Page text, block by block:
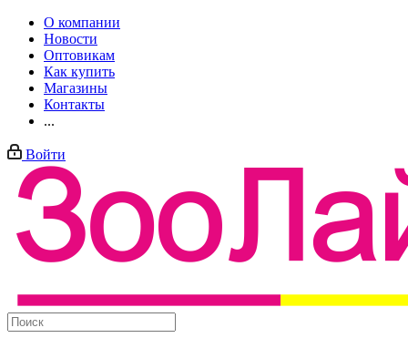
О компании
Новости
Оптовикам
Как купить
Магазины
Контакты
...
Войти